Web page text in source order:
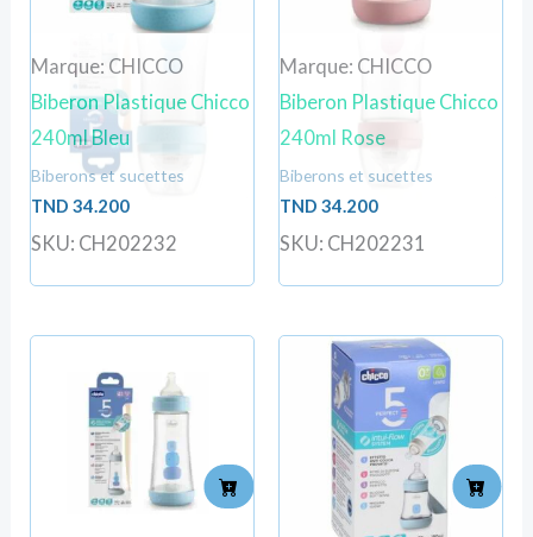
Marque: CHICCO
Biberon Plastique Chicco
240ml Bleu
Biberons et sucettes
TND34.200
SKU: CH202232
Marque: CHICCO
Biberon Plastique Chicco
240ml Rose
Biberons et sucettes
TND 34.200
SKU: CH202231